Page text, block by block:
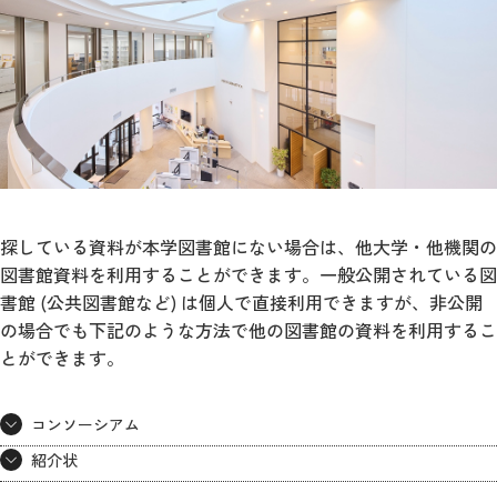
探している資料が本学図書館にない場合は、他大学・他機関の
図書館資料を利用することができます。一般公開されている図
書館 (公共図書館など) は個人で直接利用できますが、非公開
の場合でも下記のような方法で他の図書館の資料を利用するこ
とができます。
コンソーシアム
紹介状